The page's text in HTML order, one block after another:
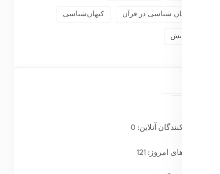
کیهان شناسی در قرآن کیهان‌شناسی
گرانش
بازدیدکنندگان آنلاین: 0
بازدیدهای امروز: 121